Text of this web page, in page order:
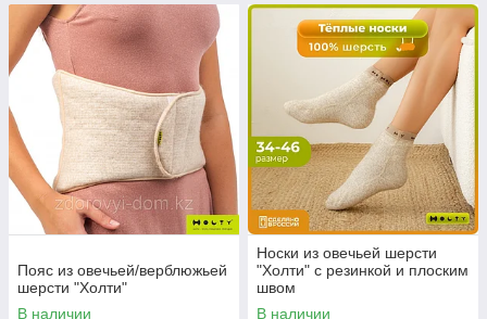
Пояс из овечьей/верблюжьей
шерсти "Холти"
В наличии
Носки из овечьей шерсти
"Холти" с резинкой и плоским
швом
В наличии